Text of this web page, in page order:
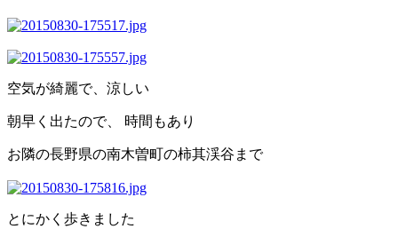
空気が綺麗で、涼しい
朝早く出たので、 時間もあり
お隣の長野県の南木曽町の柿其渓谷まで
とにかく歩きました